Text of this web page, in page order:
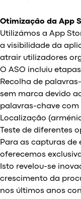
Otimização da App
Utilizámos a App
a visibilidade da
atrair utilizadores
O ASO incluiu
Recolha de
sem marca devido
palavras-chave com
Localização
Teste de diferentes
Para as capturas
oferecemos
Isto revelou-se
crescimento da
nos últimos anos